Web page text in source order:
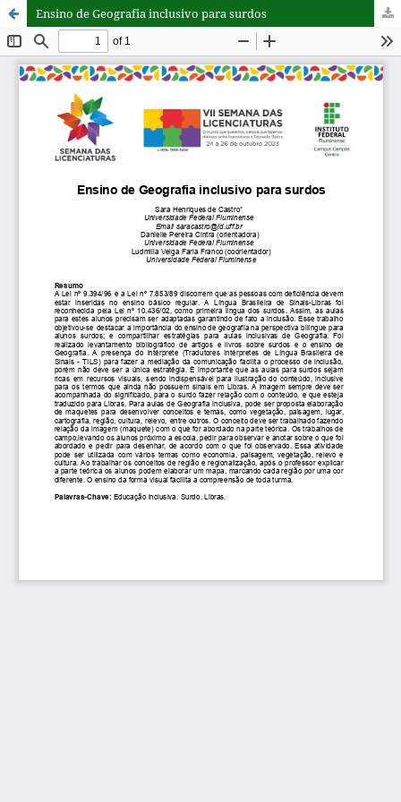
Ensino de Geografia inclusivo para surdos